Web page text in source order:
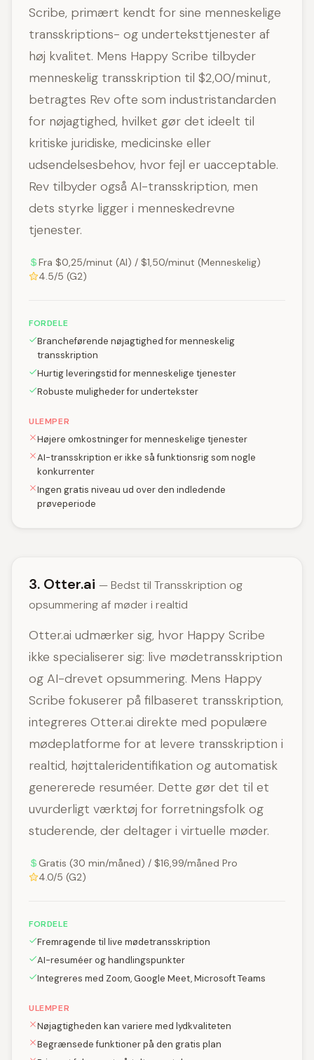
Scribe, primært kendt for sine menneskelige
transskriptions- og underteksttjenester af
høj kvalitet. Mens Happy Scribe tilbyder
menneskelig transskription til $2,00/minut,
betragtes Rev ofte som industristandarden
for nøjagtighed, hvilket gør det ideelt til
kritiske juridiske, medicinske eller
udsendelsesbehov, hvor fejl er uacceptable.
Rev tilbyder også AI-transskription, men
dets styrke ligger i menneskedrevne
tjenester.
Fra $0,25/minut (AI) / $1,50/minut (Menneskelig)
4.5/5 (G2)
FORDELE
Brancheførende nøjagtighed for menneskelig
transskription
Hurtig leveringstid for menneskelige tjenester
Robuste muligheder for undertekster
ULEMPER
Højere omkostninger for menneskelige tjenester
AI-transskription er ikke så funktionsrig som nogle
konkurrenter
Ingen gratis niveau ud over den indledende
prøveperiode
3. Otter.ai — Bedst til Transskription og
opsummering af møder i realtid
Otter.ai udmærker sig, hvor Happy Scribe
ikke specialiserer sig: live mødetransskription
og AI-drevet opsummering. Mens Happy
Scribe fokuserer på filbaseret transskription,
integreres Otter.ai direkte med populære
mødeplatforme for at levere transskription i
realtid, højttaleridentifikation og automatisk
genererede resuméer. Dette gør det til et
uvurderligt værktøj for forretningsfolk og
studerende, der deltager i virtuelle møder.
Gratis (30 min/måned) / $16,99/måned Pro
4.0/5 (G2)
FORDELE
Fremragende til live mødetransskription
AI-resuméer og handlingspunkter
Integreres med Zoom, Google Meet, Microsoft Teams
ULEMPER
Nøjagtigheden kan variere med lydkvaliteten
Begrænsede funktioner på den gratis plan